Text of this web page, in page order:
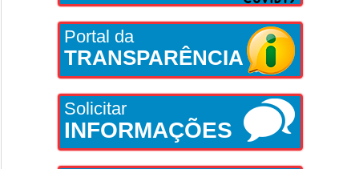
Portal da
TRANSPARÊNCIA
Solicitar
INFORMAÇÕES